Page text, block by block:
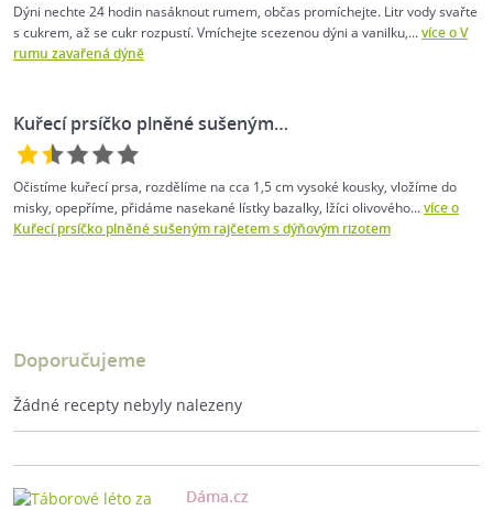
Dýni nechte 24 hodin nasáknout rumem, občas promíchejte. Litr vody svařte
s cukrem, až se cukr rozpustí. Vmíchejte scezenou dýni a vanilku,...více o V
rumu zavařená dýně
Kuřecí prsíčko plněné sušeným…
Očistíme kuřecí prsa, rozdělíme na cca 1,5 cm vysoké kousky, vložíme do
misky, opepříme, přidáme nasekané lístky bazalky, lžíci olivového...více o
Kuřecí prsíčko plněné sušeným rajčetem s dýňovým rizotem
Doporučujeme
Žádné recepty nebyly nalezeny
Dáma.cz